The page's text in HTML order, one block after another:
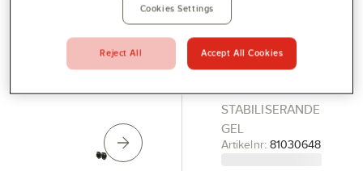
Profilshop
Serviceverkstad
Företagsprofilering
STANLEY
FATMAX
FMST82960-1
STABILISERANDE
GEL
Artikelnr: 81030648
Cookies Settings
Reject All Accept All Cookies